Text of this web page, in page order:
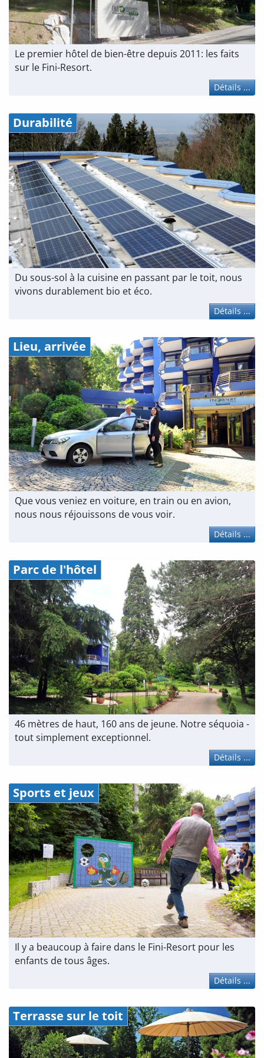
Le premier hôtel de bien-être depuis 2011: les faits
sur le Fini-Resort.
Détails ...
Durabilité
Du sous-sol à la cuisine en passant par le toit, nous
vivons durablement bio et éco.
Détails ...
Lieu, arrivée
Que vous veniez en voiture, en train ou en avion,
nous nous réjouissons de vous voir.
Détails ...
Parc de l'hôtel
46 mètres de haut, 160 ans de jeune. Notre séquoia -
tout simplement exceptionnel.
Détails ...
Sports et jeux
Il y a beaucoup à faire dans le Fini-Resort pour les
enfants de tous âges.
Détails ...
Terrasse sur le toit